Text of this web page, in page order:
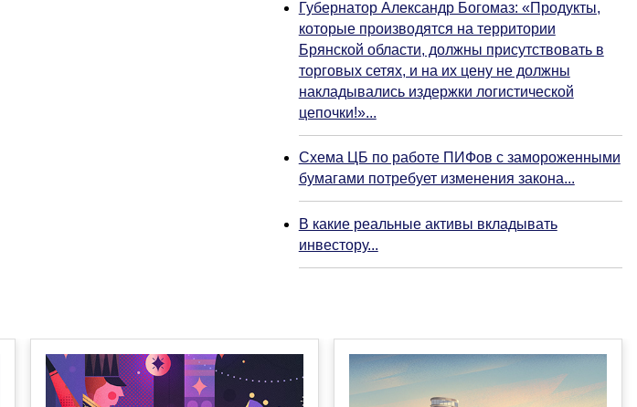
Губернатор Александр Богомаз: «Продукты,
которые производятся на территории
Брянской области, должны присутствовать в
торговых сетях, и на их цену не должны
накладывались издержки логистической
цепочки!»...
Схема ЦБ по работе ПИФов с замороженными
бумагами потребует изменения закона...
В какие реальные активы вкладывать
инвестору...